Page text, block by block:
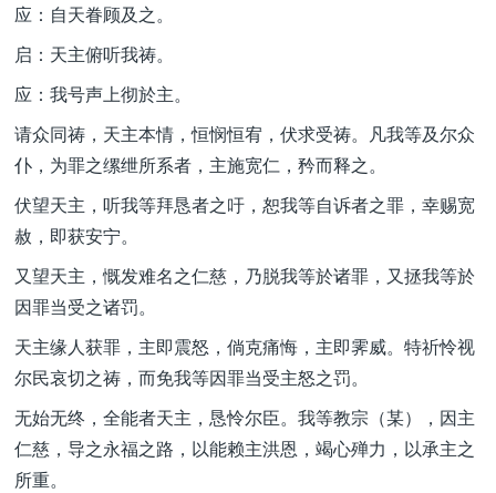
应：自天眷顾及之。
启：天主俯听我祷。
应：我号声上彻於主。
请众同祷，天主本情，恒悯恒宥，伏求受祷。凡我等及尔众
仆，为罪之缧绁所系者，主施宽仁，矜而释之。
伏望天主，听我等拜恳者之吁，恕我等自诉者之罪，幸赐宽
赦，即获安宁。
又望天主，慨发难名之仁慈，乃脱我等於诸罪，又拯我等於
因罪当受之诸罚。
天主缘人获罪，主即震怒，倘克痛悔，主即霁威。特祈怜视
尔民哀切之祷，而免我等因罪当受主怒之罚。
无始无终，全能者天主，恳怜尔臣。我等教宗（某），因主
仁慈，导之永福之路，以能赖主洪恩，竭心殚力，以承主之
所重。